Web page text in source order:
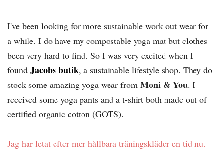
I've been looking for more sustainable work out wear for
a while. I do have my compostable yoga mat but clothes
been very hard to find. So I was very excited when I
found Jacobs butik, a sustainable lifestyle shop. They do
stock some amazing yoga wear from Moni & You. I
received some yoga pants and a t-shirt both made out of
certified organic cotton (GOTS).
Jag har letat efter mer hållbara träningskläder en tid nu.